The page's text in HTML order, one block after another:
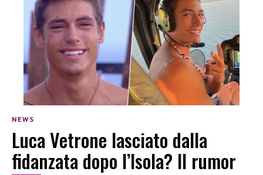
NEWS
Luca Vetrone lasciato dalla
fidanzata dopo l’Isola? Il rumor